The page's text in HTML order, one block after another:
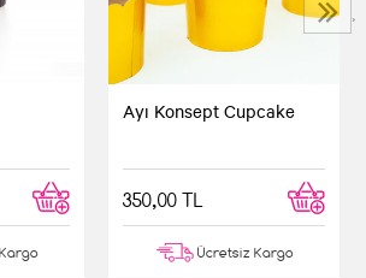
Ayı Konsept Cupcake
350,00 TL
Ücretsiz Kargo
›